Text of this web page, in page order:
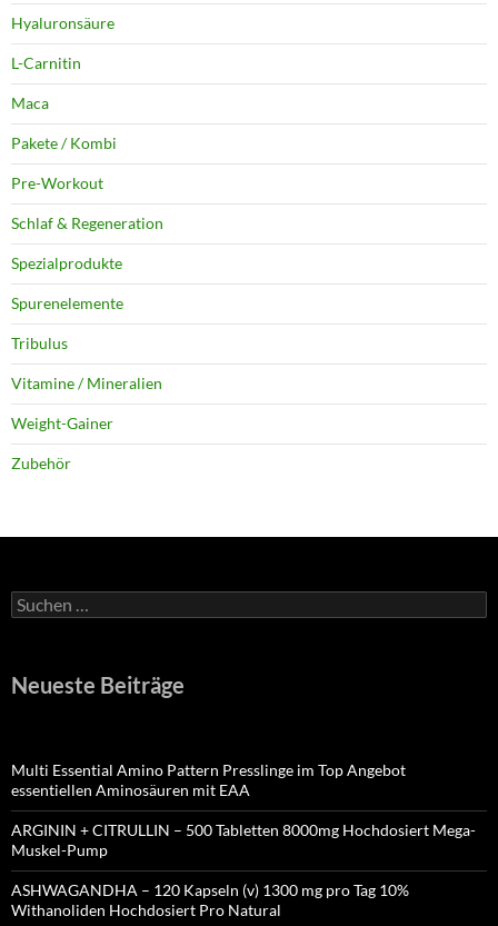
Hyaluronsäure
L-Carnitin
Maca
Pakete / Kombi
Pre-Workout
Schlaf & Regeneration
Spezialprodukte
Spurenelemente
Tribulus
Vitamine / Mineralien
Weight-Gainer
Zubehör
Suchen
nach:
Neueste Beiträge
Multi Essential Amino Pattern Presslinge im Top Angebot
essentiellen Aminosäuren mit EAA
ARGININ + CITRULLIN – 500 Tabletten 8000mg Hochdosiert Mega-
Muskel-Pump
ASHWAGANDHA – 120 Kapseln (v) 1300 mg pro Tag 10%
Withanoliden Hochdosiert Pro Natural